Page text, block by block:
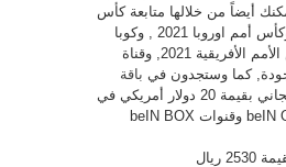
أيضاً من خلالها متابعة كأس
العالم 2022 قطر, وكأس أمم اوروبا 2021 , وكوبا
امريكا 2021, وكأس الأمم الأفريقية 2021, وقناة
باقة
رصيد مجاني بقيمة 20 دولار أمريكي في
متجر beIN ON DEMAND وقنوات beIN BOX
ريال